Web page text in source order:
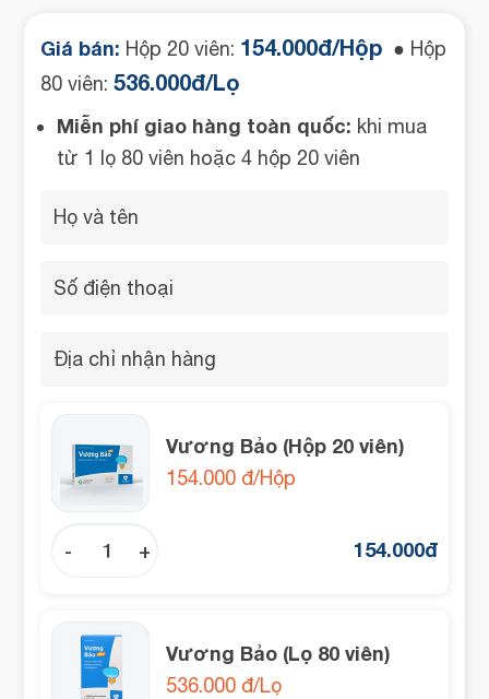
Giá bán: Hộp 20 viên: 154.000đ/Hộp ● Hộp
80 viên:536.000đ/Lọ
Miễn phí giao hàng toàn quốc: khi mua
từ 1 lọ 80 viên hoặc 4 hộp 20 viên
Vương Bảo (Hộp 20 viên)
154.000 đ/Hộp
+
- 154.000đ
Vương Bảo (Lọ 80 viên)
536.000 đ/Lọ